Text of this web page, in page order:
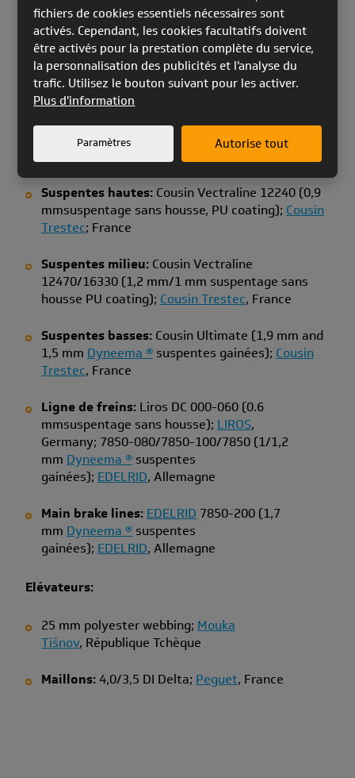
Les cloisons et diagonales:Skytex hard 40, 40
g/m2;Porcher Sport, France
Les cloisons & mini ribs:NCV skytex 70032
1580 E4D (hard finish 32 g/m
2
Suspentes hautes:Cousin Vectraline 12240 (0,9
mmsuspentage sans housse, PU coating); Cousin
Trestec; France
Suspentes milieu:Cousin Vectraline
12470/16330 (1,2 mm/1 mm suspentage sans
housse PU coating); Cousin Trestec, France
Suspentes basses:Cousin Ultimate (1,9 mm and
1,5 mm Dyneema ®suspentes gainées); Cousin
Trestec, France
Ligne de freins:Liros DC 000-060 (0.6
mmsuspentage sans housse); LIROS,
Germany; 7850-080/7850-100/7850 (1/1,2
mm Dyneema ®suspentes
gainées); EDELRID, Allemagne
Main brake lines: EDELRID 7850-200 (1,7
mm Dyneema ®suspentes
gainées); EDELRID, Allemagne
Elévateurs:
25 mm polyester webbing; Mouka
Tišnov, République Tchèque
Maillons:4,0/3,5 DI Delta; Peguet, France
fichiers de cookies essentiels nécessaires sont
activés. Cependant, les cookies facultatifs doivent
être activés pour la prestation complète du service,
la personnalisation des publicités et l'analyse du
trafic. Utilisez le bouton suivant pour les activer.
Plus d'information
Paramètres Autorise tout